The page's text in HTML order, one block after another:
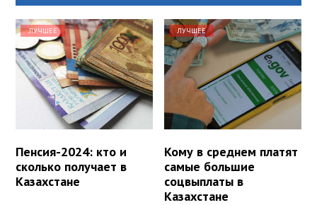
ЛУЧШЕЕ
Пенсия-2024: кто и
сколько получает в
Казахстане
ЛУЧШЕЕ
Кому в среднем платят
самые большие
соцвыплаты в
Казахстане